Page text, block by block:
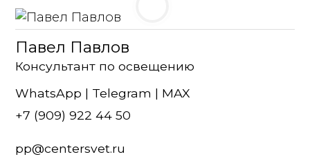
Павел Павлов
Консультант по освещению
WhatsApp | Telegram | MAX
+7 (909) 922 44 50
pp@centersvet.ru